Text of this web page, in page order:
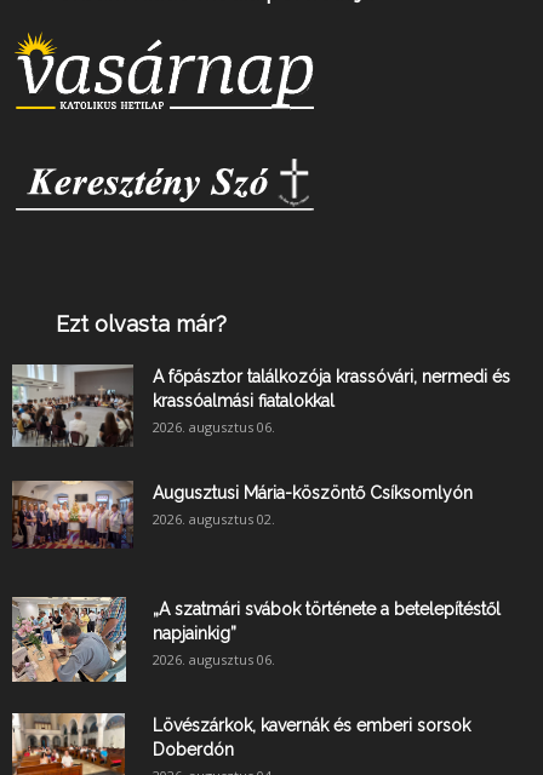
Ezt olvasta már?
A főpásztor találkozója krassóvári, nermedi és
krassóalmási fiatalokkal
2026. augusztus 06.
Augusztusi Mária-köszöntő Csíksomlyón
2026. augusztus 02.
„A szatmári svábok története a betelepítéstől
napjainkig”
2026. augusztus 06.
Lövészárkok, kavernák és emberi sorsok
Doberdón